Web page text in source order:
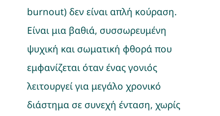
burnout) δεν είναι απλή κούραση.
Είναι μια βαθιά, συσσωρευμένη
ψυχική και σωματική φθορά που
εμφανίζεται όταν ένας γονιός
λειτουργεί για μεγάλο χρονικό
διάστημα σε συνεχή ένταση, χωρίς